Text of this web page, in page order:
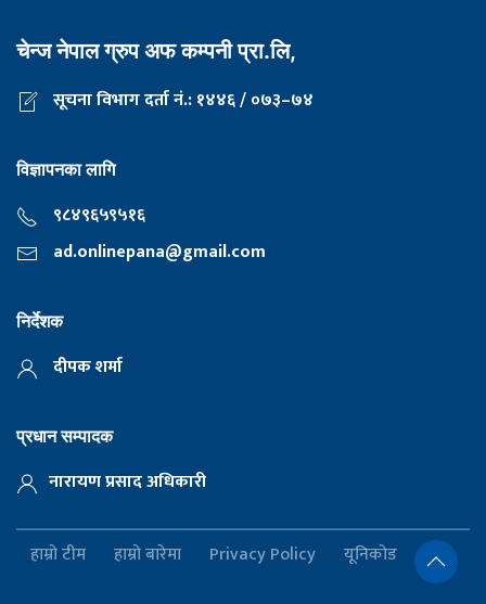
चेन्ज नेपाल ग्रुप अफ कम्पनी प्रा.लि,
सूचना विभाग दर्ता नं.: १४४६ / ०७३–७४
विज्ञापनका लागि
९८४९६५९५१६
ad.onlinepana@gmail.com
निर्देशक
दीपक शर्मा
प्रधान सम्पादक
नारायण प्रसाद अधिकारी
हाम्रो टीम हाम्रो बारेमा Privacy Policy यूनिकोड